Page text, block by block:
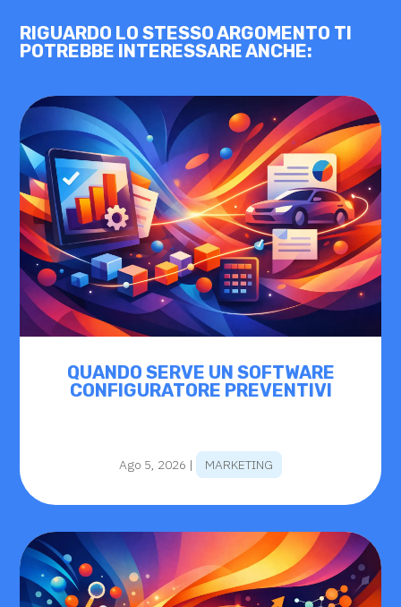
RIGUARDO LO STESSO ARGOMENTO TI
POTREBBE INTERESSARE ANCHE:
QUANDO SERVE UN SOFTWARE
CONFIGURATORE PREVENTIVI
Ago 5, 2026 | MARKETING